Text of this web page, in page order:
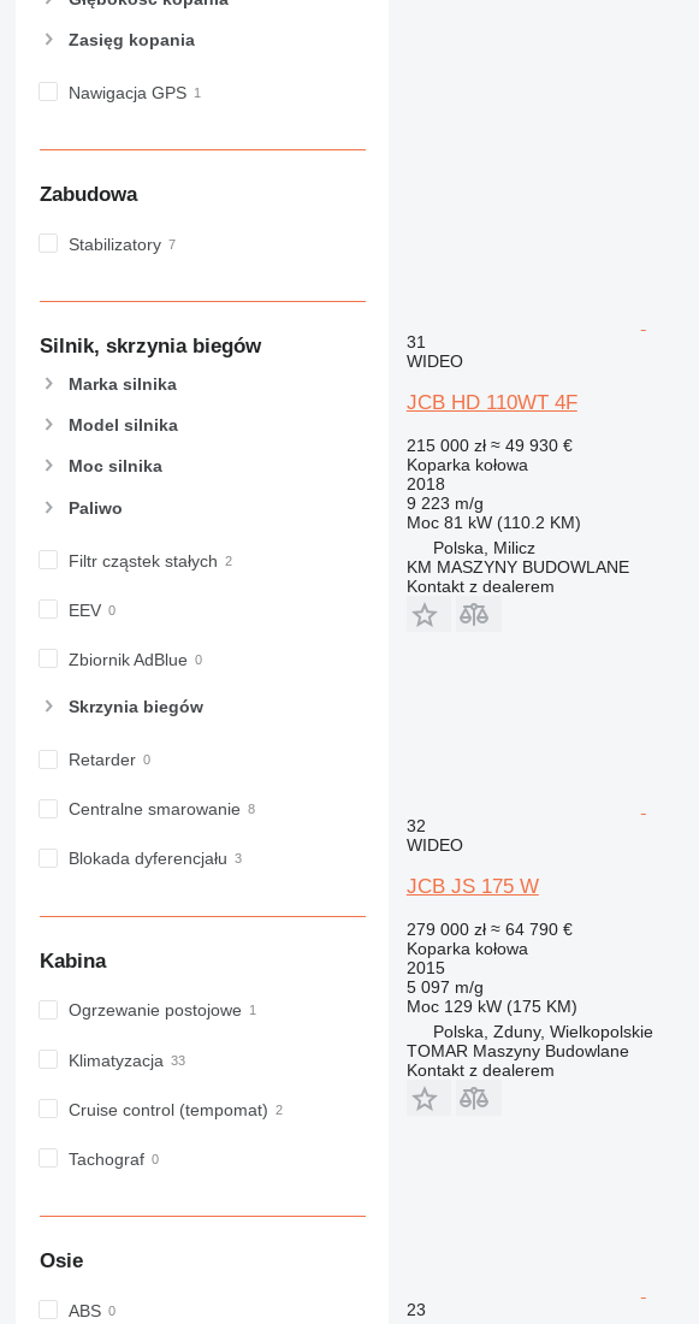
Zasięg kopania
Nawigacja GPS
Zabudowa
Stabilizatory
Silnik, skrzynia biegów
Marka silnika
Model silnika
Moc silnika
Paliwo
Filtr cząstek stałych
EEV
Zbiornik AdBlue
Skrzynia biegów
Retarder
Centralne smarowanie
Blokada dyferencjału
Kabina
Ogrzewanie postojowe
Klimatyzacja
Cruise control (tempomat)
Tachograf
Osie
ABS
31
WIDEO
JCB HD 110WT 4F
215 000 zł ≈ 49 930 €
Koparka kołowa
2018
9 223 m/g
Moc 81 kW (110.2 KM)
Polska, Milicz
KM MASZYNY BUDOWLANE
Kontakt z dealerem
32
WIDEO
JCB JS 175 W
279 000 zł ≈ 64 790 €
Koparka kołowa
2015
5 097 m/g
Moc 129 kW (175 KM)
Polska, Zduny, Wielkopolskie
TOMAR Maszyny Budowlane
Kontakt z dealerem
23